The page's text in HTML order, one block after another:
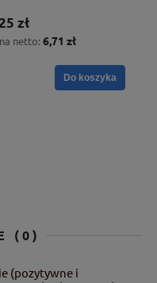
zł
netto: 6,71 zł
Do koszyka
(0)
(pozytywne i